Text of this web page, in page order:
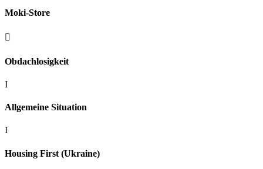
Moki-Store

Obdachlosigkeit
I
Allgemeine Situation
I
Housing First (Ukraine)